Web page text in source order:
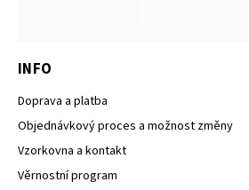
INFO
Doprava a platba
Objednávkový proces a možnost změny
Vzorkovna a kontakt
Věrnostní program